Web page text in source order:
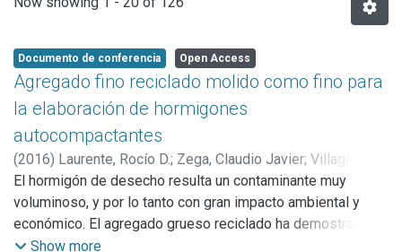
Documento de conferencia Open Access
Agregado fino reciclado molido como fino para
la elaboración de hormigones
autocompactantes
(2016) Laurente, Rocío D.; Zega, Claudio Javier; Villagrán
Zaccardi, Yuri Andrés
El hormigón de desecho resulta un contaminante muy
voluminoso, y por lo tanto con gran impacto ambiental y
económico. El agregado grueso reciclado ha demostrado
gran factibilidad para su uso en la elaboración de hormigón
Show more